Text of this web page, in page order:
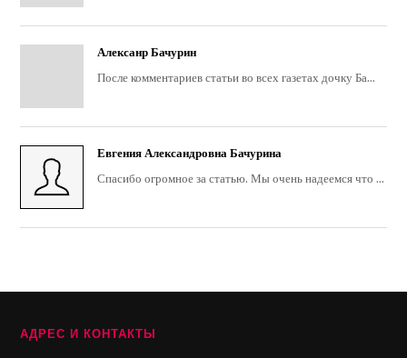
Алексанр Бачурин
После комментариев статьи во всех газетах дочку Ба...
Евгения Александровна Бачурина
Спасибо огромное за статью. Мы очень надеемся что ...
АДРЕС И КОНТАКТЫ